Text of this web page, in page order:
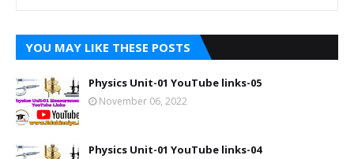
YOU MAY LIKE THESE POSTS
Physics Unit-01 YouTube links-05
November 06, 2022
Physics Unit-01 YouTube links-04